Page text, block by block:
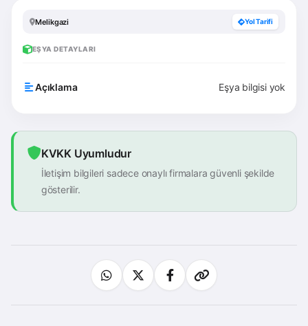
Melikgazi Yol Tarifi
EŞYA DETAYLARI
Açıklama Eşya bilgisi yok
KVKK Uyumludur
İletişim bilgileri sadece onaylı firmalara güvenli şekilde
gösterilir.